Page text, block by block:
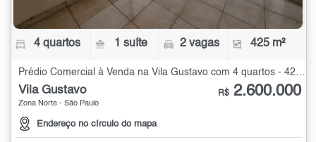
4 quartos 1 suíte 2 vagas 425 m²
Vila Gustavo
Zona Norte - São Paulo
Endereço no círculo do mapa
R$ 2.600.000